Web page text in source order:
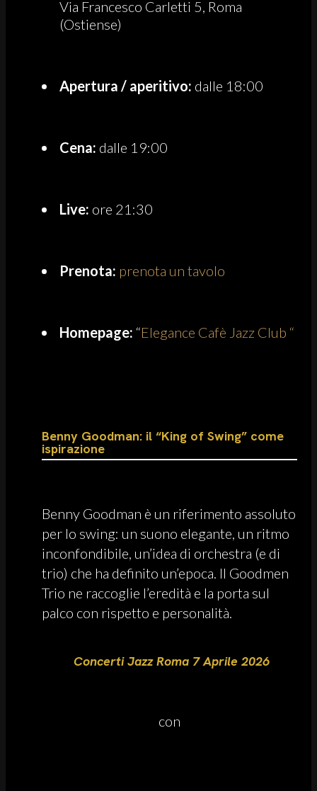
Via Francesco Carletti 5, Roma
(Ostiense)
Apertura / aperitivo: dalle 18:00
Cena: dalle 19:00
Live: ore 21:30
Prenota: prenota un tavolo
Homepage: “Elegance Cafè Jazz Club “
Benny Goodman: il “King of Swing” come
ispirazione
Benny Goodman è un riferimento assoluto
per lo swing: un suono elegante, un ritmo
inconfondibile, un’idea di orchestra (e di
trio) che ha definito un’epoca. Il Goodmen
Trio ne raccoglie l’eredità e la porta sul
palco con rispetto e personalità.
Concerti Jazz Roma 7 Aprile 2026
con